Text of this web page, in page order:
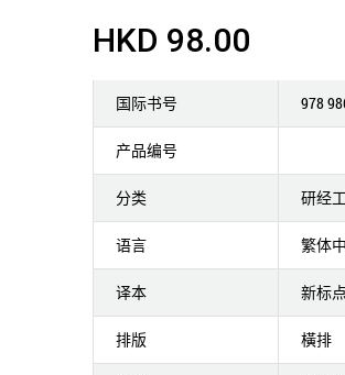
HKD 98.00
国际书号 978
产品编号
分类 研经
语言 繁体
译本 新标
排版 橫排